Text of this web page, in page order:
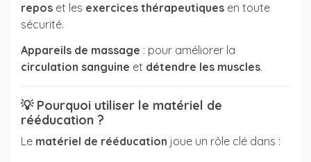
repos et les exercices thérapeutiques en toute
sécurité.
Appareils de massage : pour améliorer la
circulation sanguine et détendre les muscles.
💡 Pourquoi utiliser le matériel de
rééducation ?
Le matériel de rééducation joue un rôle clé dans :